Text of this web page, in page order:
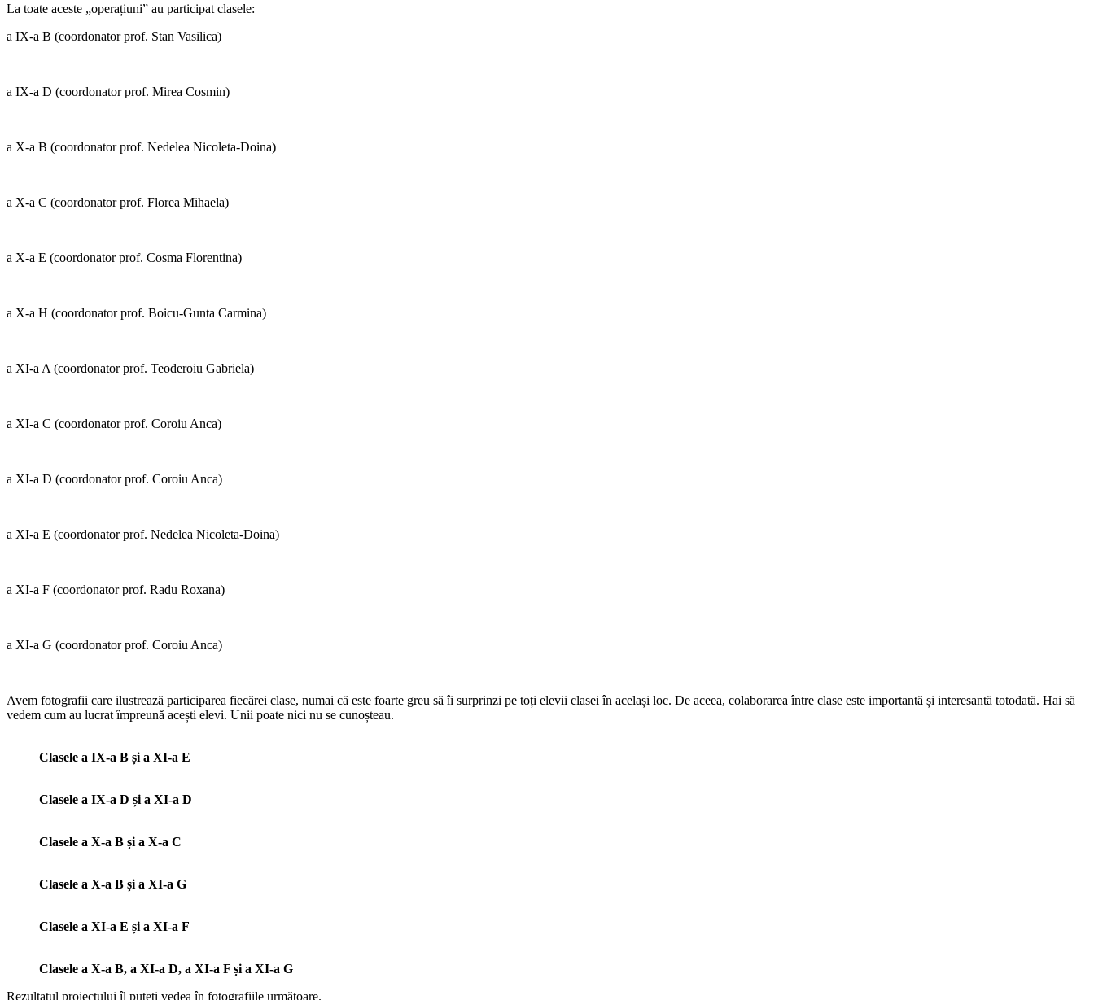
La toate aceste „operațiuni” au participat clasele:
a IX-a B (coordonator prof. Stan Vasilica)
a IX-a D (coordonator prof. Mirea Cosmin)
a X-a B (coordonator prof. Nedelea Nicoleta-Doina)
a X-a C (coordonator prof. Florea Mihaela)
a X-a E (coordonator prof. Cosma Florentina)
a X-a H (coordonator prof. Boicu-Gunta Carmina)
a XI-a A (coordonator prof. Teoderoiu Gabriela)
a XI-a C (coordonator prof. Coroiu Anca)
a XI-a D (coordonator prof. Coroiu Anca)
a XI-a E (coordonator prof. Nedelea Nicoleta-Doina)
a XI-a F (coordonator prof. Radu Roxana)
a XI-a G (coordonator prof. Coroiu Anca)
Avem fotografii care ilustrează participarea fiecărei clase, numai că este foarte greu să îi surprinzi pe toți elevii clasei în același loc. De aceea, colaborarea între clase este importantă și interesantă totodată. Hai să
vedem cum au lucrat împreună acești elevi. Unii poate nici nu se cunoșteau.
Clasele a IX-a B și a XI-a E
Clasele a IX-a D și a XI-a D
Clasele a X-a B și a X-a C
Clasele a X-a B și a XI-a G
Clasele a XI-a E și a XI-a F
Clasele a X-a B, a XI-a D, a XI-a F și a XI-a G
Rezultatul proiectului îl puteți vedea în fotografiile următoare.